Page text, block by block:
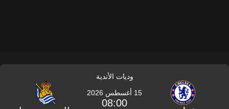
وديات الأندية
15 أغسطس 2026
08:00